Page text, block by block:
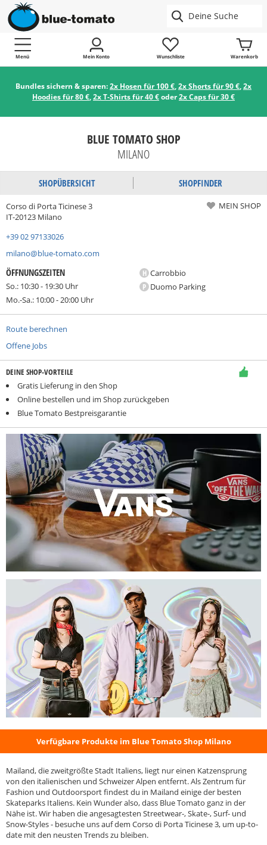
Menü Mein Konto Wunschliste Warenkorb
Bundles sichern & sparen:2x Hosen für 100 €,2x Shorts für 90 €,2x
Hoodies für 80 €,2x T-Shirts für 40 €oder2x Caps für 30 €
BLUE TOMATO SHOP
MILANO
SHOPÜBERSICHT SHOPFINDER
Corso di Porta Ticinese 3
IT-20123 Milano
MEIN SHOP
+39 02 97133026
milano@blue-tomato.com
ÖFFNUNGSZEITEN
So.: 10:30 - 19:30 Uhr
Mo.-Sa.: 10:00 - 20:00 Uhr
H Carrobbio
P Duomo Parking
Route berechnen
Offene Jobs
DEINE SHOP-VORTEILE
Gratis Lieferung in den Shop
Online bestellen und im Shop zurückgeben
Blue Tomato Bestpreisgarantie
Verfügbare Produkte im Blue Tomato Shop Milano
Mailand, die zweitgrößte Stadt Italiens, liegt nur einen Katzensprung
von den italienischen und Schweizer Alpen entfernt. Als Zentrum für
Fashion und Outdoorsport findest du in Mailand einige der besten
Skateparks Italiens. Kein Wunder also, dass Blue Tomato ganz in der
Nähe ist. Wir haben die angesagtesten Streetwear-, Skate-, Surf- und
Snow-Styles - besuche uns auf dem Corso di Porta Ticinese 3, um up-to-
date mit den neusten Trends zu bleiben.